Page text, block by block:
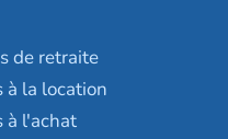
de retraite
à la location
à l'achat